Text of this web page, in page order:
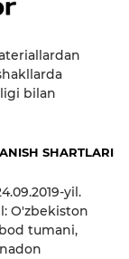
bilan
SHARTLARI
yil.
O'zbekiston
tumani,